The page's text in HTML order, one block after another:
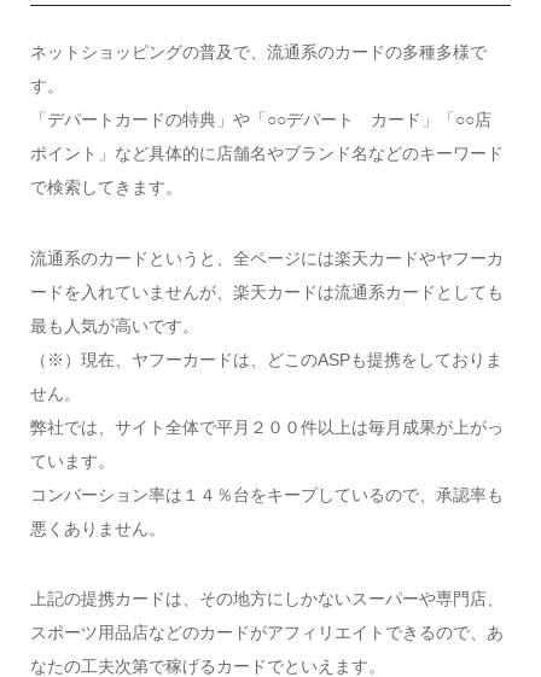
ネットショッピングの普及で、流通系のカードの多種多様で
す。
「デパートカードの特典」や「○○デパート カード」「○○店
ポイント」など具体的に店舗名やブランド名などのキーワード
で検索してきます。
流通系のカードというと、全ページには楽天カードやヤフーカ
ードを入れていませんが、楽天カードは流通系カードとしても
最も人気が高いです。
（※）現在、ヤフーカードは、どこのASPも提携をしておりま
せん。
弊社では、サイト全体で平月２００件以上は毎月成果が上がっ
ています。
コンバーション率は１４％台をキープしているので、承認率も
悪くありません。
上記の提携カードは、その地方にしかないスーパーや専門店、
スポーツ用品店などのカードがアフィリエイトできるので、あ
なたの工夫次第で稼げるカードでといえます。